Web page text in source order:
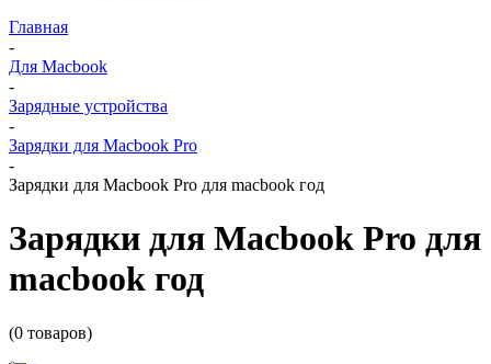
Главная
-
Для Macbook
-
Зарядные устройства
-
Зарядки для Macbook Pro
-
Зарядки для Macbook Pro для macbook год
Зарядки для Macbook Pro для
macbook год
(0 товаров)